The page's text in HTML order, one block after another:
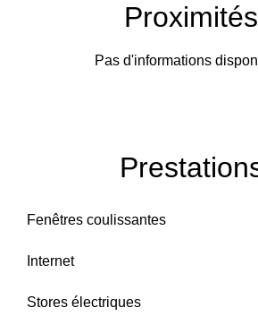
Proximités
Pas d'informations
Fenêtres coulissantes
Internet
Stores électriques